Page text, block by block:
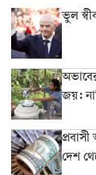
ভুল
জয়:
দেশ